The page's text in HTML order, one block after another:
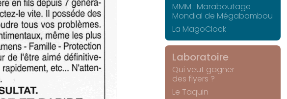
MMM : Maraboutage
Mondial de Mégabambou
La MagoClock
Laboratoire
Qui veut gagner
des flyers ?
Le Taquin